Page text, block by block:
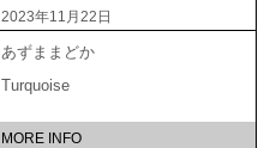
2023年11月22日
あずままどか
Turquoise
MORE INFO